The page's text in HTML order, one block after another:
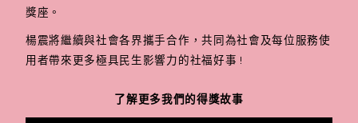
獎座。
楊震將繼續與社會各界攜手合作，共同為社會及每位服務使
用者帶來更多極具民生影響力的社福好事 !
了解更多我們的得獎故事